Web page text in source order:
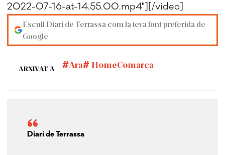
2022-07-16-at-14.55.00.mp4"][/video]
Escull Diari de Terrassa com la teva font preferida de
Google
ARXIVAT A Ara HomeComarca
Diari de Terrassa